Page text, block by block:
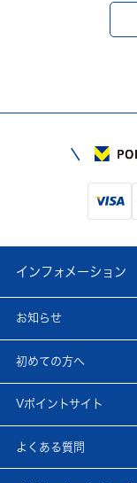
インフォメーション
お知らせ
初めての方へ
Vポイントサイト
よくある質問